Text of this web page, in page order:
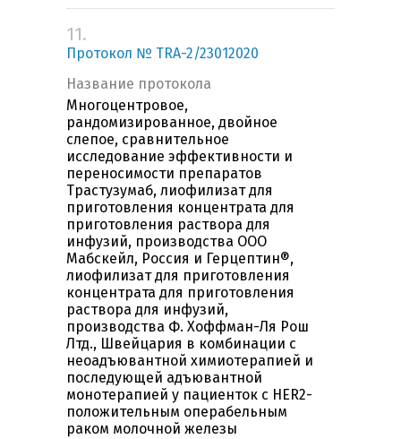
11.
Протокол № TRA-2/23012020
Название протокола
Многоцентровое,
рандомизированное, двойное
слепое, сравнительное
исследование эффективности и
переносимости препаратов
Трастузумаб, лиофилизат для
приготовления концентрата для
приготовления раствора для
инфузий, производства ООО
Мабскейл, Россия и Герцептин®,
лиофилизат для приготовления
концентрата для приготовления
раствора для инфузий,
производства Ф. Хоффман-Ля Рош
Лтд., Швейцария в комбинации с
неоадъювантной химиотерапией и
последующей адъювантной
монотерапией у пациенток с HER2-
положительным операбельным
раком молочной железы